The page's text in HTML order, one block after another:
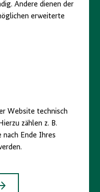
Andere dienen der
erweiterte
Website technisch
zählen z. B.
nach Ende Ihres